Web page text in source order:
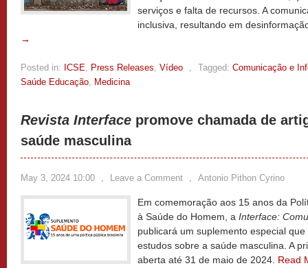
serviços e falta de recursos. A
inclusiva, resultando em
→
Posted in: ICSE, Press Releases, Vídeo , Tagged: Comunicação e
Saúde Educação, Medicina
Revista Interface promove chamada de
saúde masculina
May 3, 2024 10:00 , Leave a Comment , Antonio Pithon Cyrino
Em comemoração aos 15 anos da
à Saúde do Homem, a Interface:
publicará um suplemento especial
estudos sobre a saúde masculina. A
aberta até 31 de maio de 2024. Read